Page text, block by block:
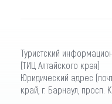
Туристский
(ТИЦ Алтайского края)
Юридический адрес
край, г. Барнаул, просп.